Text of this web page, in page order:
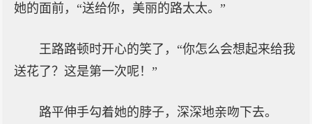
她的面前，“送给你，美丽的路太太。”
王路路顿时开心的笑了，“你怎么会想起来给我
送花了？这是第一次呢！”
路平伸手勾着她的脖子，深深地亲吻下去。